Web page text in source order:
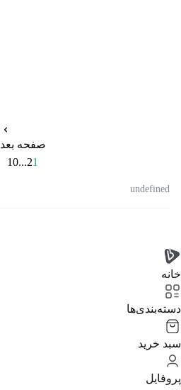
صفحه بعد
1
2
...
10
undefined
خانه
دسته‌بندی‌‌ها
سبد خرید
پروفایل